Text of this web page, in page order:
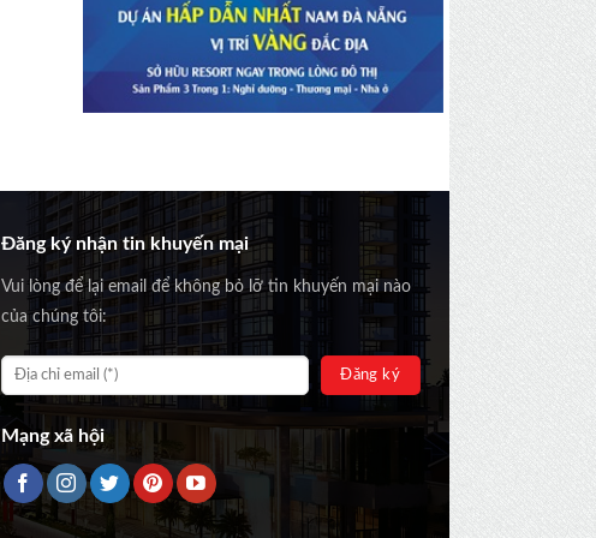
Đăng ký nhận tin khuyến mại
Vui lòng để lại email để không bỏ lỡ tin khuyến mại nào
của chúng tôi:
Mạng xã hội